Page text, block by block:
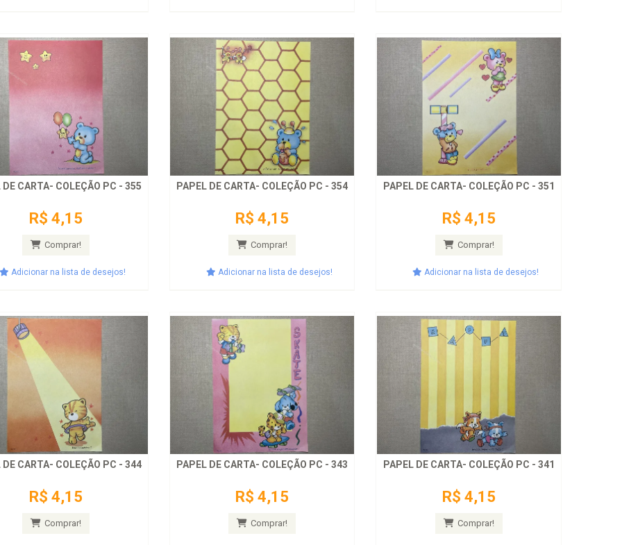
DE CARTA- COLEÇÃO PC - 355
R$ 4,15
Comprar!
Adicionar na lista de desejos!
PAPEL DE CARTA- COLEÇÃO PC - 354
R$ 4,15
Comprar!
Adicionar na lista de desejos!
PAPEL DE CARTA- COLEÇÃO PC - 351
R$ 4,15
Comprar!
Adicionar na lista de desejos!
DE CARTA- COLEÇÃO PC - 344
R$ 4,15
Comprar!
PAPEL DE CARTA- COLEÇÃO PC - 343
R$ 4,15
Comprar!
PAPEL DE CARTA- COLEÇÃO PC - 341
R$ 4,15
Comprar!